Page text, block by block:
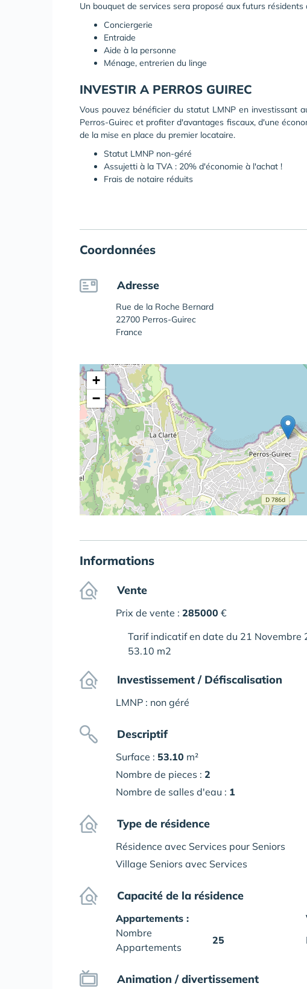
Un bouquet de services sera proposé aux futurs résidents
Conciergerie
Entraide
Aide à la personne
Ménage, entrerien du linge
INVESTIR A PERROS GUIREC
Vous pouvez bénéficier du statut LMNP en investissant
Perros-Guirec et profiter d'avantages fiscaux, d'une
de la mise en place du premier locataire.
Statut LMNP non-géré
Assujetti à la TVA : 20% d'économie à l'achat !
Frais de notaire réduits
Coordonnées
Adresse
Rue de la Roche Bernard
22700 Perros-Guirec
France
+
−
Informations
Vente
Prix de vente : 285000 €
Tarif indicatif en date du 21 Novembre
53.10 m2
Investissement / Défiscalisation
LMNP : non géré
Descriptif
Surface : 53.10 m²
Nombre de pieces : 2
Nombre de salles d'eau : 1
Type de résidence
Résidence avec Services pour Seniors
Village Seniors avec Services
Capacité de la résidence
Appartements :
Nombre
Appartements
25
Animation / divertissement